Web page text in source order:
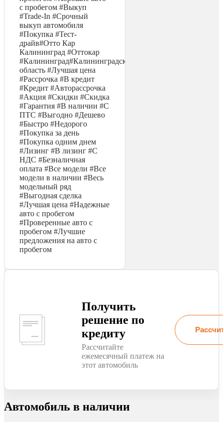
с пробегом #Выкуп
#Trade-In #Срочный
выкуп автомобиля
#Покупка #Тест-
драйв#Отто Кар
Калининград #Оттокар
#Калининград#Калининградская
область #Лучшая цена
#Рассрочка #В кредит
#Кредит #Авторассрочка
#Акция #Скидки #Скидка
#Гарантия #В наличии #С
ПТС #Выгодно #Дешево
#Быстро #Недорого
#Покупка за день
#Покупка одним днем
#Лизинг #В лизинг #С
НДС #Безналичная
оплата #Все модели #Все
модели в наличии #Весь
модельный ряд
#Выгодная сделка
#Лучшая цена #Надежные
авто с пробегом
#Проверенные авто с
пробегом #Лучшие
предложения на авто с
пробегом
Получить
решение по
кредиту
Рассчитайте
ежемесячный платеж на
этот автомобиль
Автомобиль в наличии